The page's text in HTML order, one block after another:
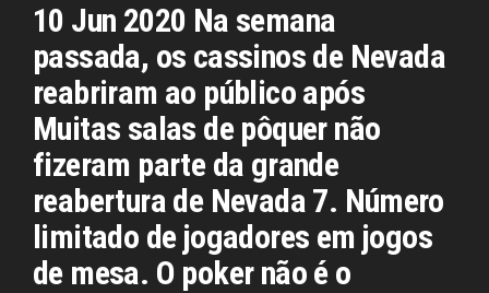
10 Jun 2020 Na semana
passada, os cassinos de Nevada
reabriram ao público após
Muitas salas de pôquer não
fizeram parte da grande
reabertura de Nevada 7. Número
limitado de jogadores em jogos
de mesa. O poker não é o